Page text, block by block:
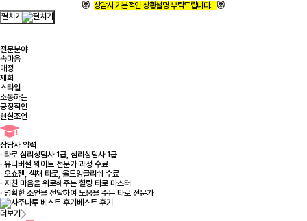
😻 상담시 기본적인 상황설명 부탁드립니다.😻
펼치기
전문분야
속마음
애정
재회
스타일
소통하는
긍정적인
현실조언
상담사 약력
· 타로 심리상담사 1급, 심리상담사 1급
· 유니버셜 웨이트 전문가 과정 수료
· 오쇼젠, 색채 타로, 올드잉글리쉬 수료
· 지친 마음을 위로해주는 힐링 타로 마스터
· 명확한 조언을 전달하여 도움을 주는 타로 전문가
베스트 후기
더보기